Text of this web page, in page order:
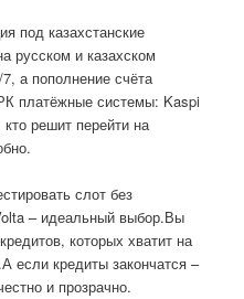
под казахстанские
русском и казахском
а пополнение счёта
платёжные системы: Kaspi
решит перейти на
слот без
– идеальный выбор.Вы
которых хватит на
если кредиты закончатся –
и прозрачно.